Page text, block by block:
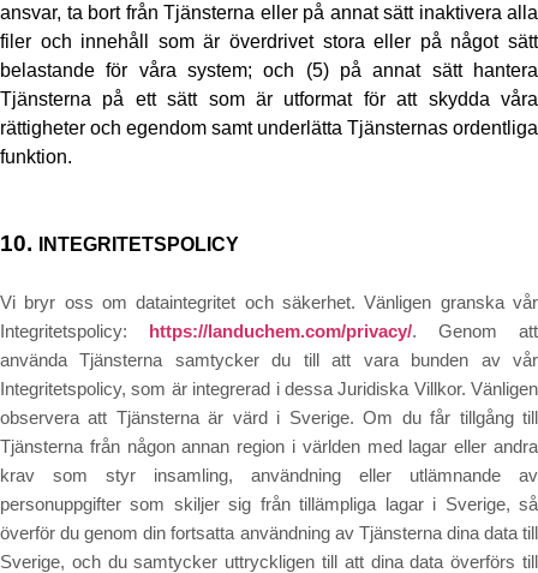
ansvar, ta bort från Tjänsterna eller på annat sätt inaktivera alla
filer och innehåll som är överdrivet stora eller på något sätt
belastande för våra system; och (5) på annat sätt hantera
Tjänsterna på ett sätt som är utformat för att skydda våra
rättigheter och egendom samt underlätta Tjänsternas ordentliga
funktion.
10. INTEGRITETSPOLICY
Vi bryr oss om dataintegritet och säkerhet. Vänligen granska vår
Integritetspolicy:
https://landuchem.com/privacy/. Genom att
använda Tjänsterna samtycker du till att vara bunden av vår
Integritetspolicy, som är integrerad i dessa Juridiska Villkor. Vänligen
observera att Tjänsterna är värd i Sverige. Om du får tillgång till
Tjänsterna från någon annan region i världen med lagar eller andra
krav som styr insamling, användning eller utlämnande av
personuppgifter som skiljer sig från tillämpliga lagar i Sverige, så
överför du genom din fortsatta användning av Tjänsterna dina data till
Sverige, och du samtycker uttryckligen till att dina data överförs till